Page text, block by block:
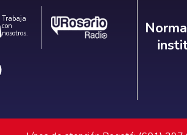
Trabaja
con
nosotros.